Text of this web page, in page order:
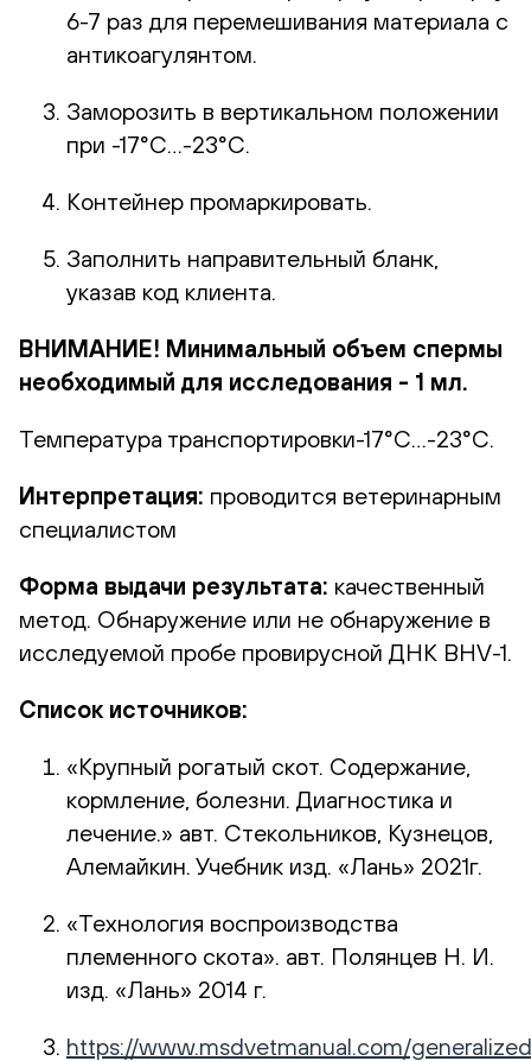
6-7 раз для перемешивания материала с
антикоагулянтом.
Заморозить в вертикальном положении
при -17°С…-23°С.
Контейнер промаркировать.
Заполнить направительный бланк,
указав код клиента.
ВНИМАНИЕ! Минимальный объем спермы
необходимый для исследования - 1 мл.
Температура транспортировки-17°С…-23°С.
Интерпретация: проводится ветеринарным
специалистом
Форма выдачи результата: качественный
метод. Обнаружение или не обнаружение в
исследуемой пробе провирусной ДНК BHV-1.
Список источников:
«Крупный рогатый скот. Содержание,
кормление, болезни. Диагностика и
лечение.» авт. Стекольников, Кузнецов,
Алемайкин. Учебник изд. «Лань» 2021г.
«Технология воспроизводства
племенного скота». авт. Полянцев Н. И.
изд. «Лань» 2014 г.
https://www.msdvetmanual.com/